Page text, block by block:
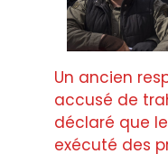
Un ancien
accusé de
déclaré que
exécuté des